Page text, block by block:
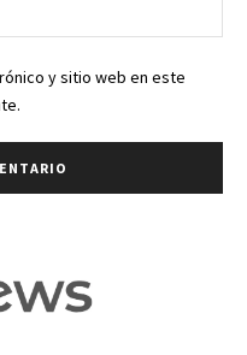
y sitio web en este